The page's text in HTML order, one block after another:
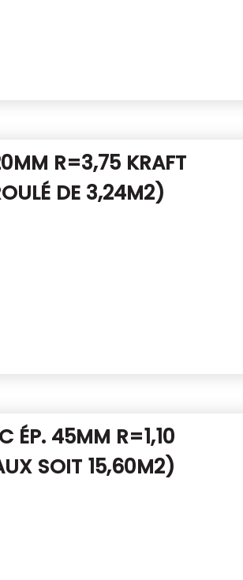
R=3,75 KRAFT
DE 3,24M2)
ÉP. 45MM R=1,10
SOIT 15,60M2)